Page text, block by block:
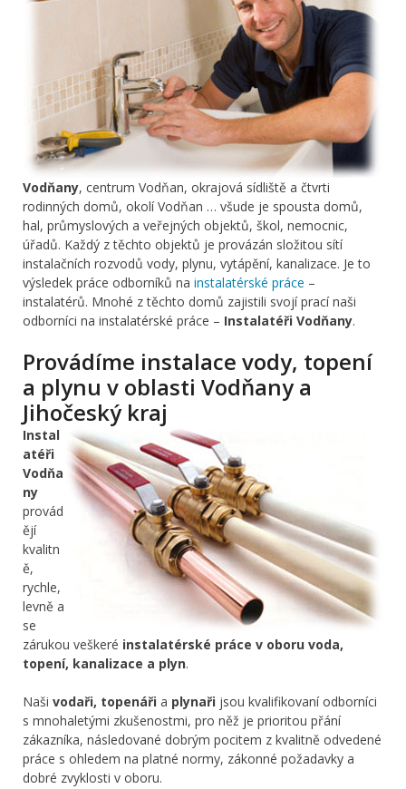
Vodňany, centrum Vodňan, okrajová sídliště a čtvrti
rodinných domů, okolí Vodňan … všude je spousta domů,
hal, průmyslových a veřejných objektů, škol, nemocnic,
úřadů. Každý z těchto objektů je provázán složitou sítí
instalačních rozvodů vody, plynu, vytápění, kanalizace. Je to
výsledek práce odborníků na instalatérské práce –
instalatérů. Mnohé z těchto domů zajistili svojí prací naši
odborníci na instalatérské práce – Instalatéři Vodňany.
Provádíme instalace vody, topení
a plynu v oblasti Vodňany a
Jihočeský kraj
Instal
atéři
Vodňa
ny
provád
ějí
kvalitn
ě,
rychle,
levně a
se
zárukou veškeré instalatérské práce v oboru voda,
topení, kanalizace a plyn.
Naši vodaři, topenáři a plynaři jsou kvalifikovaní odborníci
s mnohaletými zkušenostmi, pro něž je prioritou přání
zákazníka, následované dobrým pocitem z kvalitně odvedené
práce s ohledem na platné normy, zákonné požadavky a
dobré zvyklosti v oboru.